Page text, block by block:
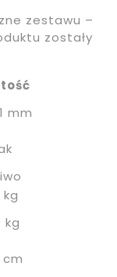
zestawu –
zostały
mm
kg
kg
cm